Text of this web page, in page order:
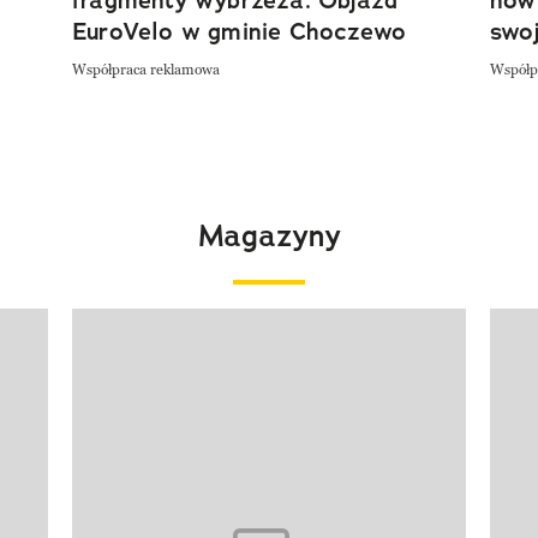
EuroVelo w gminie Choczewo
Współpraca reklamowa
Magazyny